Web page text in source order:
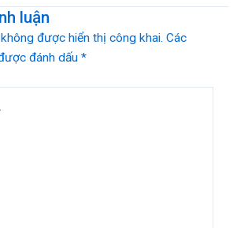
luận
được hiển thị công khai. Các
đánh dấu *